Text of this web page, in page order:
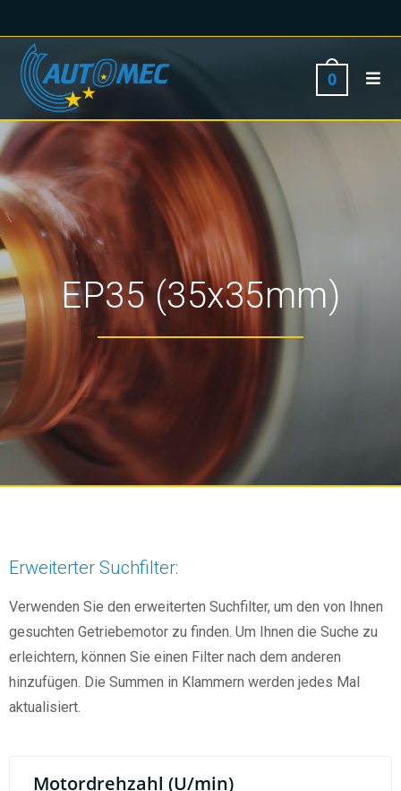
0
EP35 (35x35mm)
Erweiterter Suchfilter:
Verwenden Sie den erweiterten Suchfilter, um den von Ihnen
gesuchten Getriebemotor zu finden. Um Ihnen die Suche zu
erleichtern, können Sie einen Filter nach dem anderen
hinzufügen. Die Summen in Klammern werden jedes Mal
aktualisiert.
Motordrehzahl (U/min)